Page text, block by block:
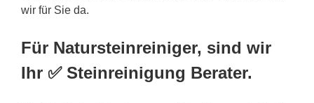
wir für Sie da.
Für Natursteinreiniger, sind wir
Ihr ✅ Steinreinigung Berater.